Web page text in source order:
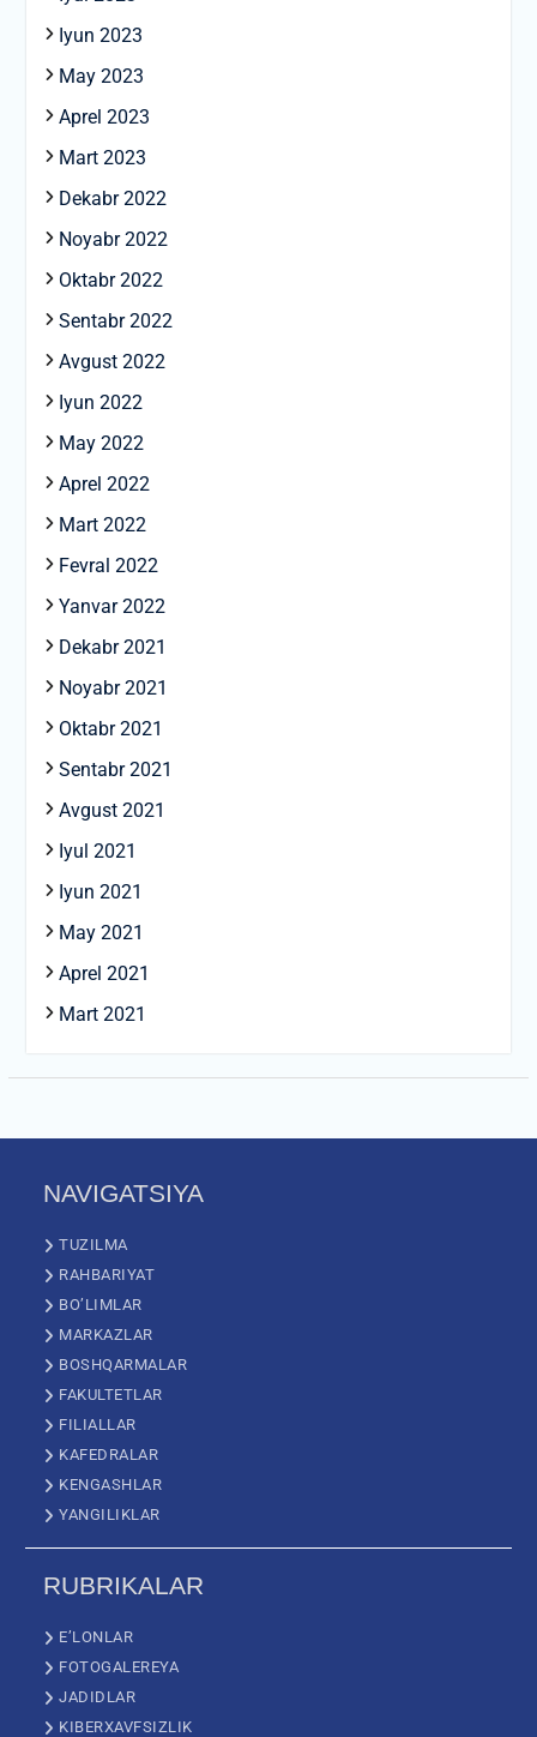
Iyun 2023
May 2023
Aprel 2023
Mart 2023
Dekabr 2022
Noyabr 2022
Oktabr 2022
Sentabr 2022
Avgust 2022
Iyun 2022
May 2022
Aprel 2022
Mart 2022
Fevral 2022
Yanvar 2022
Dekabr 2021
Noyabr 2021
Oktabr 2021
Sentabr 2021
Avgust 2021
Iyul 2021
Iyun 2021
May 2021
Aprel 2021
Mart 2021
NAVIGATSIYA
TUZILMA
RAHBARIYAT
BO’LIMLAR
MARKAZLAR
BOSHQARMALAR
FAKULTETLAR
FILIALLAR
KAFEDRALAR
KENGASHLAR
YANGILIKLAR
RUBRIKALAR
E’LONLAR
FOTOGALEREYA
JADIDLAR
KIBERXAVFSIZLIK